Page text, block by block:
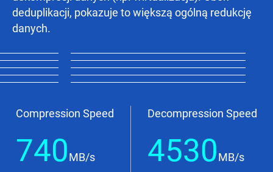
deduplikacji, pokazuje to większą ogólną redukcję
danych.
Compression Speed
740 MB/s
Decompression Speed
4530 MB/s